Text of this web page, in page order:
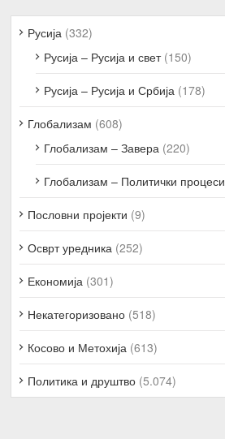
Русија (332)
Русија – Русија и свет(150)
Русија – Русија и Србија (178)
Глобализам (608)
Глобализам – Завера (220)
Глобализам – Политички процеси
Пословни пројекти (9)
Осврт уредника (252)
Економија (301)
Некатегоризовано (518)
Косово и Метохија (613)
Политика и друштво (5.074)